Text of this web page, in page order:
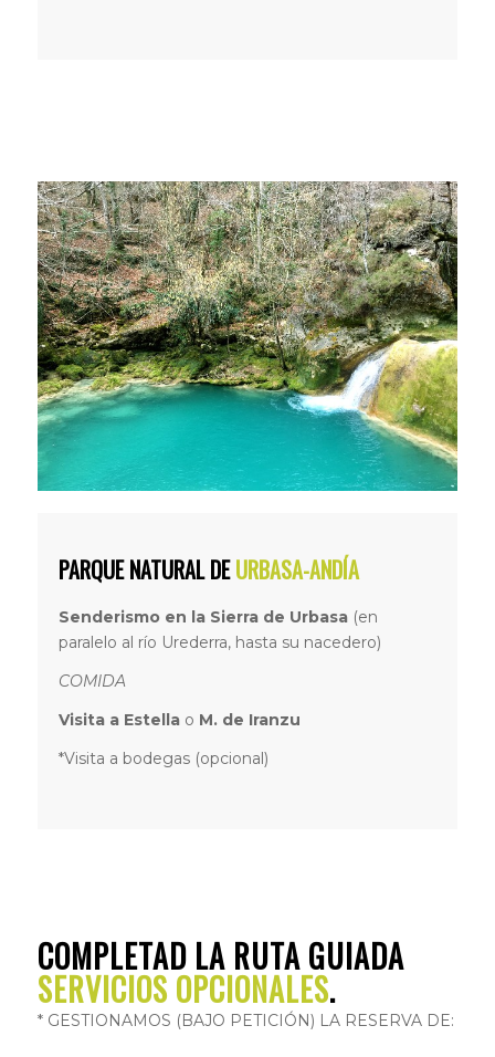
PARQUE NATURAL DEURBASA-ANDÍA
Senderismo en la Sierra de Urbasa (en
paralelo al río Urederra, hasta su nacedero)
COMIDA
Visita a Estella o M. de Iranzu
*Visita a bodegas (opcional)
COMPLETAD LA RUTA GUIADA
SERVICIOS OPCIONALES.
* GESTIONAMOS (BAJO PETICIÓN) LA RESERVA DE: